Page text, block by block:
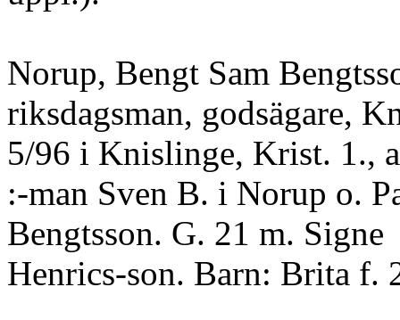
Norup, Bengt Sam
riksdagsman, godsägare,
5/96 i Knislinge, Krist. 1.,
:-man Sven B. i Norup o.
Bengtsson. G. 21 m. Signe
Henrics-son. Barn: Brita f.